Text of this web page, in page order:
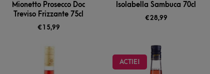
Mionetto Prosecco Doc
Treviso Frizzante 75cl
€ 15,99
Isolabella Sambuca 70cl
€28,99
ACTIE!